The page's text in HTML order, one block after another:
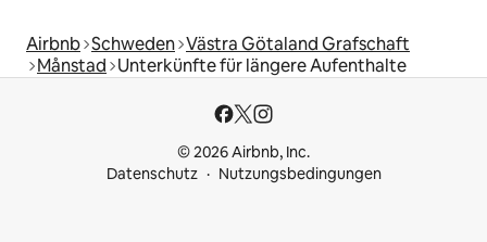
Airbnb Schweden Västra Götaland Grafschaft
Månstad Unterkünfte für längere Aufenthalte
© 2026 Airbnb, Inc.
Datenschutz
Nutzungsbedingungen